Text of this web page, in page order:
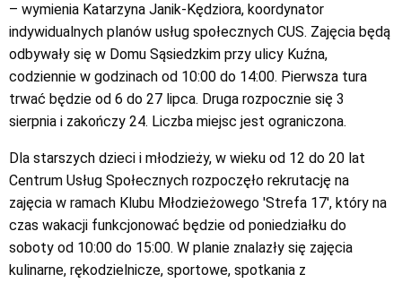
– wymienia Katarzyna Janik-Kędziora, koordynator
indywidualnych planów usług społecznych CUS. Zajęcia będą
odbywały się w Domu Sąsiedzkim przy ulicy Kuźna,
codziennie w godzinach od 10:00 do 14:00. Pierwsza tura
trwać będzie od 6 do 27 lipca. Druga rozpocznie się 3
sierpnia i zakończy 24. Liczba miejsc jest ograniczona.
Dla starszych dzieci i młodzieży, w wieku od 12 do 20 lat
Centrum Usług Społecznych rozpoczęło rekrutację na
zajęcia w ramach Klubu Młodzieżowego 'Strefa 17′, który na
czas wakacji funkcjonować będzie od poniedziałku do
soboty od 10:00 do 15:00. W planie znalazły się zajęcia
kulinarne, rękodzielnicze, sportowe, spotkania z